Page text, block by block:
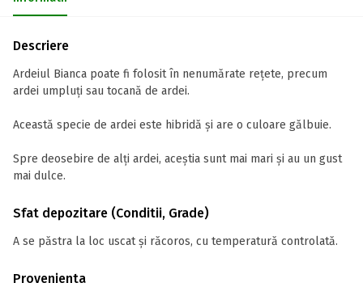
Descriere
Ardeiul Bianca poate fi folosit în nenumărate rețete, precum
ardei umpluți sau tocană de ardei.
Această specie de ardei este hibridă și are o culoare gălbuie.
Spre deosebire de alți ardei, aceștia sunt mai mari și au un gust
mai dulce.
Sfat depozitare (Conditii, Grade)
A se păstra la loc uscat și răcoros, cu temperatură controlată.
Provenienta